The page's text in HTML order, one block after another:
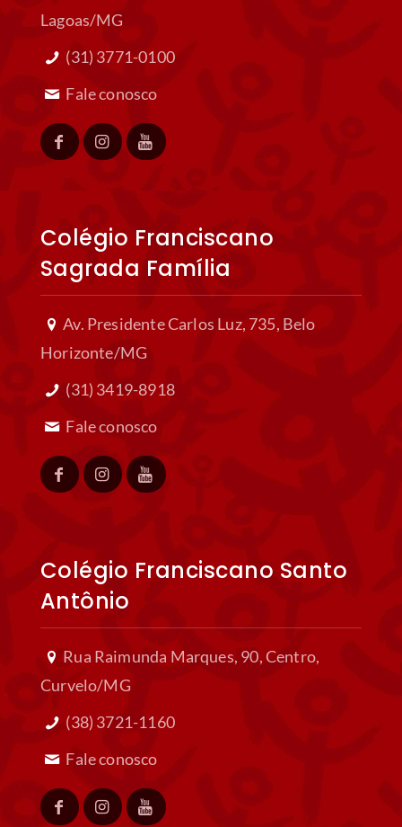
Lagoas/MG
(31) 3771-0100
Fale conosco
Colégio Franciscano
Sagrada Família
Av. Presidente Carlos Luz, 735, Belo
Horizonte/MG
(31) 3419-8918
Fale conosco
Colégio Franciscano Santo
Antônio
Rua Raimunda Marques, 90, Centro,
Curvelo/MG
(38) 3721-1160
Fale conosco